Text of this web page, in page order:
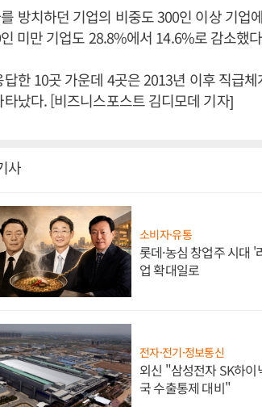
방치하던 기업의 비중도 300인 이상 기업
미만 기업도 28.8%에서 14.6%로 감소했
답한 10곳 가운데 4곳은 2013년 이후 직급
타났다. [비즈니스포스트 김디모데 기자]
사
소비자·유통
롯데·농심 창업주 시대
업 확대일로
전자·전기·정보통신
외신 "삼성전자 SK하이
국 수출통제 대비"